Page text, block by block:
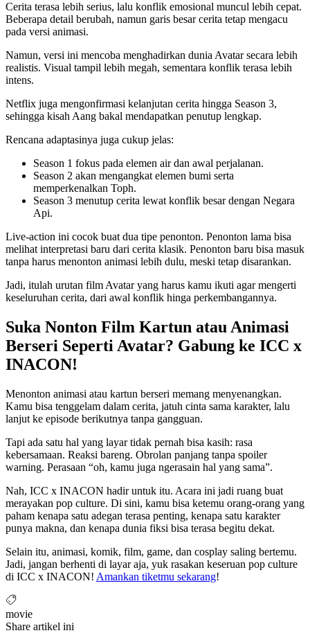
Cerita terasa lebih serius, lalu konflik emosional muncul lebih cepat.
Beberapa detail berubah, namun garis besar cerita tetap mengacu
pada versi animasi.
Namun, versi ini mencoba menghadirkan dunia Avatar secara lebih
realistis. Visual tampil lebih megah, sementara konflik terasa lebih
intens.
Netflix juga mengonfirmasi kelanjutan cerita hingga Season 3,
sehingga kisah Aang bakal mendapatkan penutup lengkap.
Rencana adaptasinya juga cukup jelas:
Season 1 fokus pada elemen air dan awal perjalanan.
Season 2 akan mengangkat elemen bumi serta
memperkenalkan Toph.
Season 3 menutup cerita lewat konflik besar dengan Negara
Api.
Live-action ini cocok buat dua tipe penonton. Penonton lama bisa
melihat interpretasi baru dari cerita klasik. Penonton baru bisa masuk
tanpa harus menonton animasi lebih dulu, meski tetap disarankan.
Jadi, itulah urutan film Avatar yang harus kamu ikuti agar mengerti
keseluruhan cerita, dari awal konflik hinga perkembangannya.
Suka Nonton Film Kartun atau Animasi
Berseri Seperti Avatar? Gabung ke ICC x
INACON!
Menonton animasi atau kartun berseri memang menyenangkan.
Kamu bisa tenggelam dalam cerita, jatuh cinta sama karakter, lalu
lanjut ke episode berikutnya tanpa gangguan.
Tapi ada satu hal yang layar tidak pernah bisa kasih: rasa
kebersamaan. Reaksi bareng. Obrolan panjang tanpa spoiler
warning. Perasaan “oh, kamu juga ngerasain hal yang sama”.
Nah, ICC x INACON hadir untuk itu. Acara ini jadi ruang buat
merayakan pop culture. Di sini, kamu bisa ketemu orang-orang yang
paham kenapa satu adegan terasa penting, kenapa satu karakter
punya makna, dan kenapa dunia fiksi bisa terasa begitu dekat.
Selain itu, animasi, komik, film, game, dan cosplay saling bertemu.
Jadi, jangan berhenti di layar aja, yuk rasakan keseruan pop culture
di ICC x INACON! Amankan tiketmu sekarang!
movie
Share artikel ini